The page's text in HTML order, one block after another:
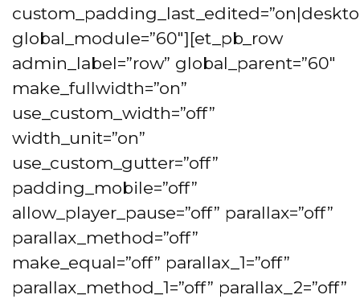
global_module=”60″][et_pb_row
admin_label=”row” global_parent=”60″
make_fullwidth=”on”
use_custom_width=”off”
width_unit=”on”
use_custom_gutter=”off”
padding_mobile=”off”
allow_player_pause=”off” parallax=”off”
parallax_method=”off”
make_equal=”off” parallax_1=”off”
parallax_method_1=”off” parallax_2=”off”